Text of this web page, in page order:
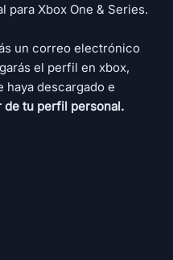
para Xbox One & Series.
un correo electrónico
el perfil en xbox,
haya descargado e
de tu perfil personal.